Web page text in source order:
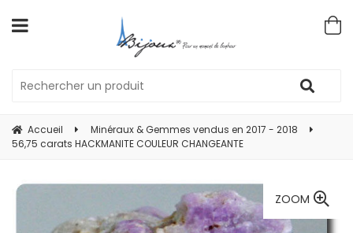
Accueil
Minéraux & Gemmes vendus en 2017 - 2018
56,75 carats HACKMANITE COULEUR CHANGEANTE
ZOOM